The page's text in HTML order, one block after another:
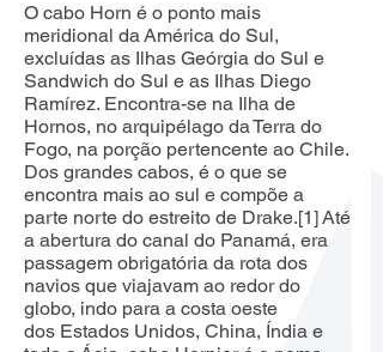
O cabo Horn é o ponto mais
meridional daAmérica do Sul,
excluídas as Ilhas Geórgia do Sul e
Sandwich do Sul e as Ilhas Diego
Ramírez. Encontra-se na Ilha de
Hornos, no arquipélago daTerra do
Fogo, na porção pertencente ao Chile.
Dos grandes cabos, é o que se
encontra mais ao sul e compõe a
parte norte do estreito de Drake.[1]Até
a abertura do canal do Panamá, era
passagem obrigatória da rota dos
navios que viajavam ao redor do
globo, indo para a costa oeste
dos Estados Unidos, China, Índia e